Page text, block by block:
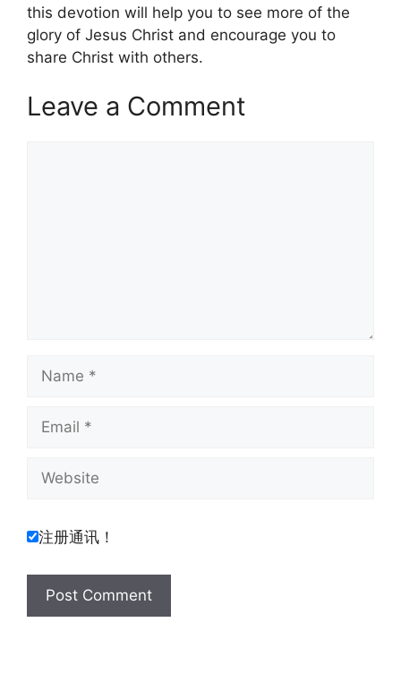
this devotion will help you to see more of the
glory of Jesus Christ and encourage you to
share Christ with others.
Leave a Comment
Name
Email
Website
注册通讯！